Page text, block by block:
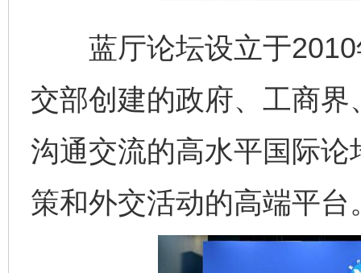
蓝厅论坛设立于2010
交部创建的政府、工商
沟通交流的高水平国际
策和外交活动的高端平台